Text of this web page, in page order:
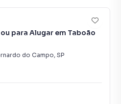
para Alugar em Taboão
do Campo, SP